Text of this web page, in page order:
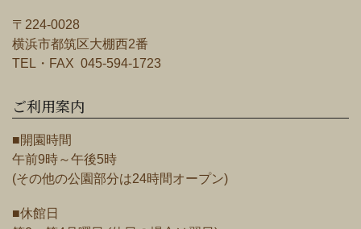
〒224-0028
横浜市都筑区大棚西2番
TEL・FAX 045-594-1723
ご利用案内
■開園時間
午前9時～午後5時
(その他の公園部分は24時間オープン)
■休館日